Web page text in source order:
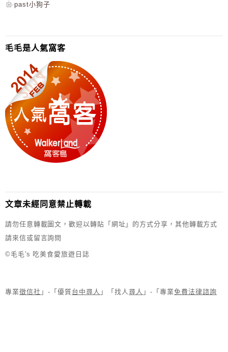
past小狗子
毛毛是人氣窩客
文章未經同意禁止轉載
請勿任意轉載圖文，歡迎以轉貼「網址」的方式分享，其他轉載方式
請來信或留言詢問
©毛毛's 吃美食愛旅遊日誌
專業徵信社 」-「優質台中尋人 」「找人尋人 」-「專業免費法律諮詢